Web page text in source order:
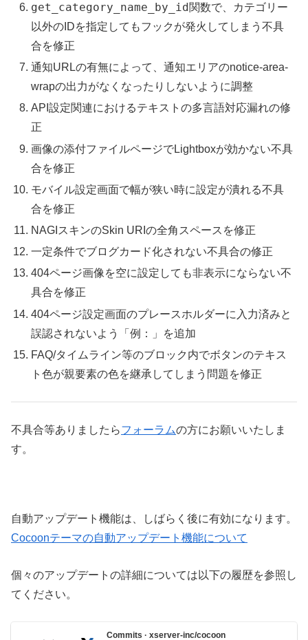
get_category_name_by_id関数で、カテゴリー
以外のIDを指定してもフックが発火してしまう不具
合を修正
通知URLの有無によって、通知エリアのnotice-area-
wrapの出力がなくなったりしないように調整
API設定関連におけるテキストの多言語対応漏れの修
正
画像の添付ファイルページでLightboxが効かない不具
合を修正
モバイル設定画面で幅が狭い時に設定が潰れる不具
合を修正
NAGIスキンのSkin URIの全角スペースを修正
一定条件でブログカード化されない不具合の修正
404ページ画像を空に設定しても非表示にならない不
具合を修正
404ページ設定画面のプレースホルダーに入力済みと
誤認されないよう「例：」を追加
FAQ/タイムライン等のブロック内でボタンのテキス
ト色が親要素の色を継承してしまう問題を修正
不具合等ありましたらフォーラムの方にお願いいたしま
す。
自動アップデート機能は、しばらく後に有効になります。
Cocoonテーマの自動アップデート機能について
個々のアップデートの詳細については以下の履歴を参照し
てください。
Commits · xserver-inc/cocoon